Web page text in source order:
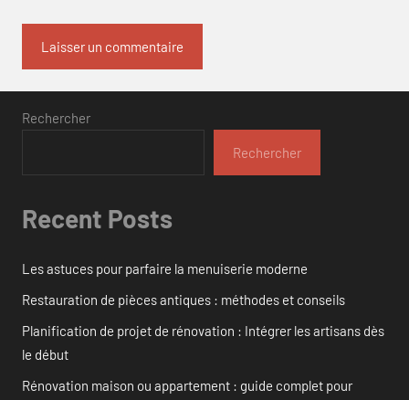
Rechercher
Rechercher
Recent Posts
Les astuces pour parfaire la menuiserie moderne
Restauration de pièces antiques : méthodes et conseils
Planification de projet de rénovation : Intégrer les artisans dès
le début
Rénovation maison ou appartement : guide complet pour